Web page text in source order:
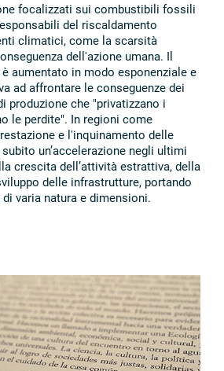
focalizzati sui combustibili fossili
del riscaldamento
climatici, come la scarsità
dell'azione umana. Il
aumentato in modo esponenziale e
ad affrontare le conseguenze dei
produzione che "privatizzano i
le perdite". In regioni come
e l'inquinamento delle
un’accelerazione negli ultimi
crescita dell’attività estrattiva, della
delle infrastrutture, portando
varia natura e dimensioni.